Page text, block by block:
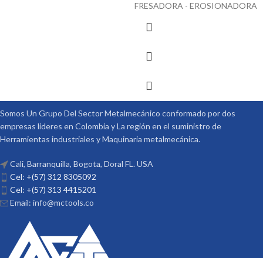
FRESADORA - EROSIONADORA
Somos Un Grupo Del Sector Metalmecánico conformado por dos
empresas lideres en Colombia y La región en el suministro de
Herramientas industriales y Maquinaria metalmecánica.
Cali, Barranquilla, Bogota, Doral FL. USA
Cel: +(57) 312 8305092
Cel: +(57) 313 4415201
Email: info@mctools.co